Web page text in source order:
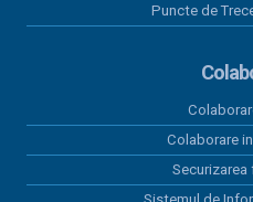
Puncte de
Colaborare